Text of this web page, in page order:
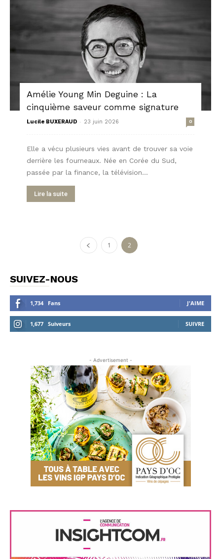
Amélie Young Min Deguine : La
cinquième saveur comme signature
Lucile BUXERAUD - 23 juin 2026 0
Elle a vécu plusieurs vies avant de trouver sa voie
derrière les fourneaux. Née en Corée du Sud,
passée par la finance, la télévision...
Lire la suite
1 2
SUIVEZ-NOUS
1,734 Fans J'AIME
1,677 Suiveurs SUIVRE
- Advertisement -